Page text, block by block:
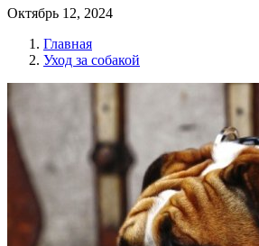
Октябрь 12, 2024
Главная
Уход за собакой